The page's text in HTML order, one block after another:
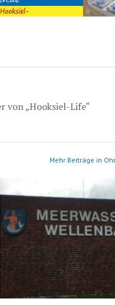
von „Hooksiel-Life“
Mehr Beiträge in